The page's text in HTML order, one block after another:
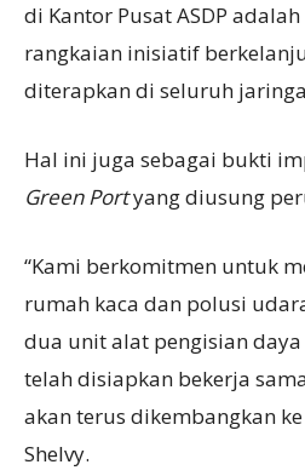
di Kantor Pusat ASDP
rangkaian inisiatif
diterapkan di seluruh
Hal ini juga sebagai bukti
Green Portyang diusung
“Kami berkomitmen untuk
rumah kaca dan polusi
dua unit alat pengisian
telah disiapkan bekerja
akan terus dikembangkan
Shelvy.